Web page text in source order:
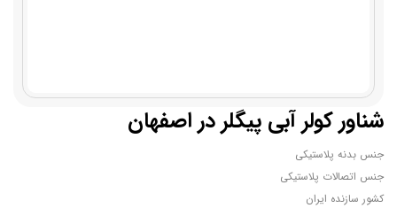
شناور کولر آبی پیگلر در اصفهان
جنس بدنه پلاستیکی
جنس اتصالات پلاستیکی
کشور سازنده ایران